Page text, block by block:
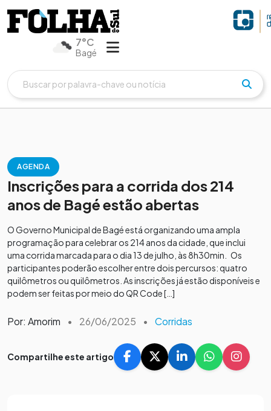
7°C
Bagé
AGENDA
Inscrições para a corrida dos 214
anos de Bagé estão abertas
O Governo Municipal de Bagé está organizando uma ampla
programação para celebrar os 214 anos da cidade, que inclui
uma corrida marcada para o dia 13 de julho, às 8h30min. Os
participantes poderão escolher entre dois percursos: quatro
quilômetros ou quilômetros. As inscrições já estão disponíveis e
podem ser feitas por meio do QR Code […]
Por: Amorim • 26/06/2025 • Corridas
Compartilhe este artigo